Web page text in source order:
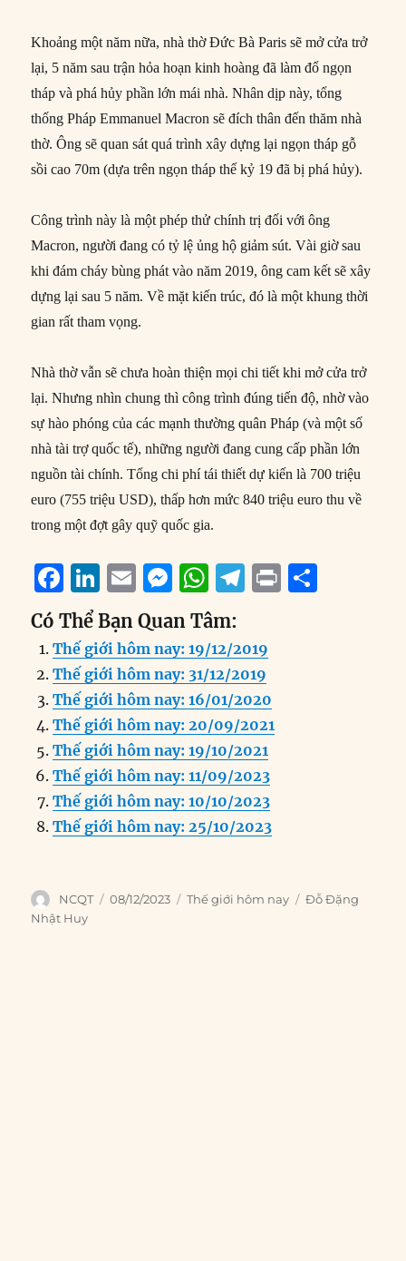
Khoảng một năm nữa, nhà thờ Đức Bà Paris sẽ mở cửa trở
lại, 5 năm sau trận hỏa hoạn kinh hoàng đã làm đổ ngọn
tháp và phá hủy phần lớn mái nhà. Nhân dịp này, tổng
thống Pháp Emmanuel Macron sẽ đích thân đến thăm nhà
thờ. Ông sẽ quan sát quá trình xây dựng lại ngọn tháp gỗ
sồi cao 70m (dựa trên ngọn tháp thế kỷ 19 đã bị phá hủy).
Công trình này là một phép thử chính trị đối với ông
Macron, người đang có tỷ lệ ủng hộ giảm sút. Vài giờ sau
khi đám cháy bùng phát vào năm 2019, ông cam kết sẽ xây
dựng lại sau 5 năm. Về mặt kiến trúc, đó là một khung thời
gian rất tham vọng.
Nhà thờ vẫn sẽ chưa hoàn thiện mọi chi tiết khi mở cửa trở
lại. Nhưng nhìn chung thì công trình đúng tiến độ, nhờ vào
sự hào phóng của các mạnh thường quân Pháp (và một số
nhà tài trợ quốc tế), những người đang cung cấp phần lớn
nguồn tài chính. Tổng chi phí tái thiết dự kiến là 700 triệu
euro (755 triệu USD), thấp hơn mức 840 triệu euro thu về
trong một đợt gây quỹ quốc gia.
F
a
c
e
b
o
o
k
Li
n
k
e
d
I
n
E
m
ai
l
M
ss
e
n
g
er
W
h
at
s
A
p
p
T
e
g
r
a
m
P
Có Thể Bạn Quan Tâm:
Thế giới hôm nay: 19/12/2019
Thế giới hôm nay: 31/12/2019
Thế giới hôm nay: 16/01/2020
Thế giới hôm nay: 20/09/2021
Thế giới hôm nay: 19/10/2021
Thế giới hôm nay: 11/09/2023
Thế giới hôm nay: 10/10/2023
Thế giới hôm nay: 25/10/2023
Author
NCQT
Posted
08/12/2023 Categories
Thế giới hôm nay Tags
Đỗ Đặng
Nhật Huy